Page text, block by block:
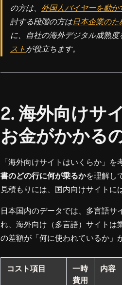
の方は、 外国人バイヤーを動
討する段階の方は日本企業のた
に、自社の海外デジタル成熟
スト が役立ちます。
2. 海外向けサ
お金がかかる
「海外向けサイトはいくらか」
書のどの行に何が乗るかを理解し
見積もりには、国内向けサイトに
日本国内のデータでは、多言語サ
れ、海外向け（多言語）サイトは
の差額が「何に使われているか」
コスト項目
一時
費用
内容